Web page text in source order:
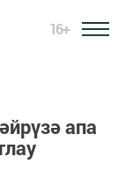
16+
апа